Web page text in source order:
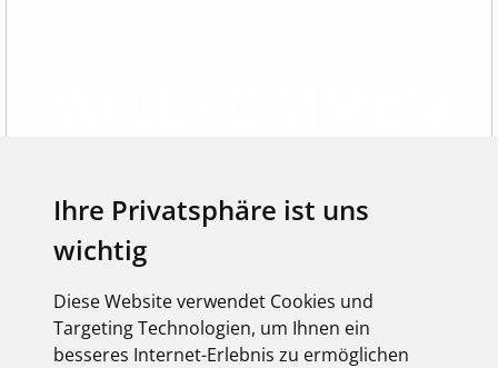
Ihre Privatsphäre ist uns
wichtig
Diese Website verwendet Cookies und
Targeting Technologien, um Ihnen ein
besseres Internet-Erlebnis zu ermöglichen
SCHAFFEN